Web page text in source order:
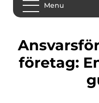
Menu
Ansvarsförsäkringar för
företag: